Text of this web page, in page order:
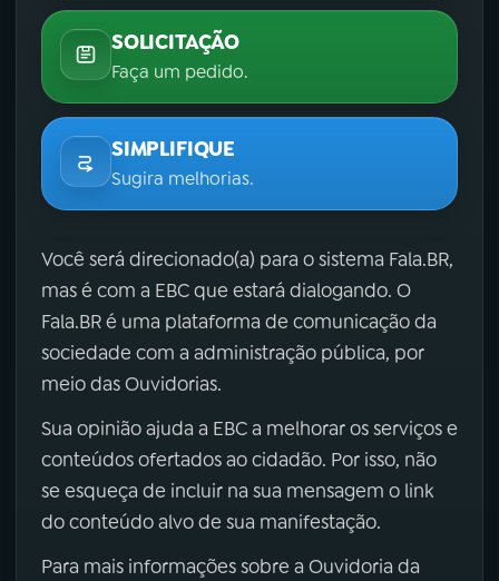
SOLICITAÇÃO
Faça um pedido.
SIMPLIFIQUE
Sugira melhorias.
Você será direcionado(a) para o sistema Fala.BR,
mas é com a EBC que estará dialogando. O
Fala.BR é uma plataforma de comunicação da
sociedade com a administração pública, por
meio das Ouvidorias.
Sua opinião ajuda a EBC a melhorar os serviços e
conteúdos ofertados ao cidadão. Por isso, não
se esqueça de incluir na sua mensagem o link
do conteúdo alvo de sua manifestação.
Para mais informações sobre a Ouvidoria da